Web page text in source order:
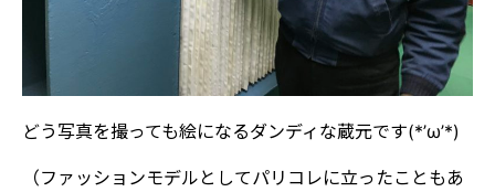
どう写真を撮っても絵になるダンディな蔵元です(*’ω’*)
（ファッションモデルとしてパリコレに立ったこともあ